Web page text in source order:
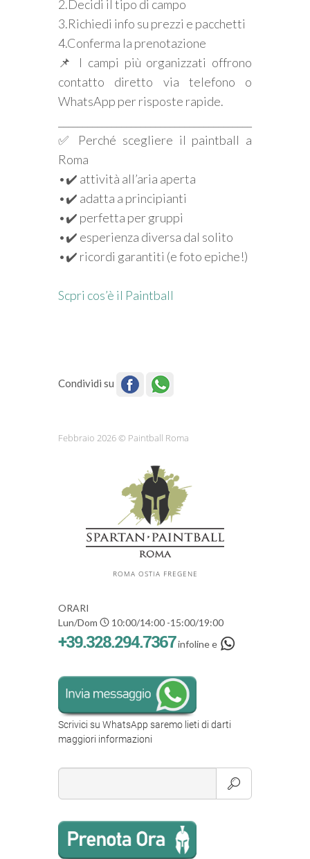
2.Decidi il tipo di campo
3.Richiedi info su prezzi e pacchetti
4.Conferma la prenotazione
📌 I campi più organizzati offrono
contatto diretto via telefono o
WhatsApp per risposte rapide.
✅ Perché scegliere il paintball a
Roma
•✔️ attività all’aria aperta
•✔️ adatta a principianti
•✔️ perfetta per gruppi
•✔️ esperienza diversa dal solito
•✔️ ricordi garantiti (e foto epiche!)
Scpri cos’è il Paintball
Condividi su
Febbraio 2026 © Paintball Roma
ROMA OSTIA FREGENE
ORARI
Lun/Dom
10:00/14:00 -15:00/19:00
+39.328.294.7367infoline e
Scrivici su WhatsApp saremo lieti di darti
maggiori informazioni